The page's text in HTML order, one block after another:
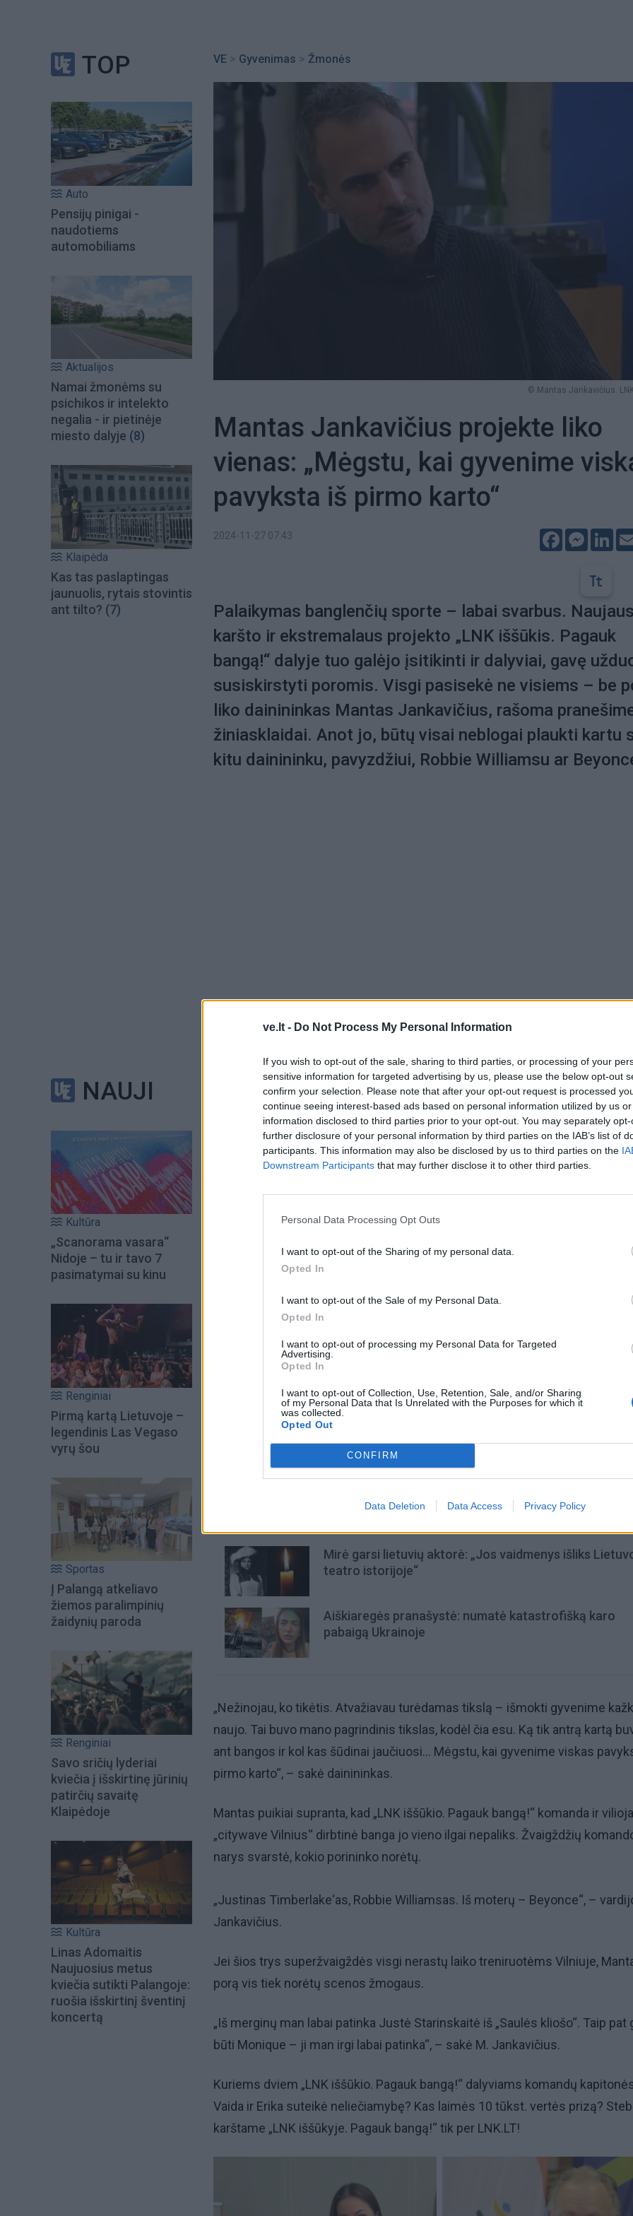
ve.lt - Do Not Process My Personal Information
If you wish to opt-out of the sale, sharing to third parties, or processing of your
sensitive information for targeted advertising by us, please use the below opt-out
confirm your selection. Please note that after your opt-out request is processed
continue seeing interest-based ads based on personal information utilized by us
information disclosed to third parties prior to your opt-out. You may separately
further disclosure of your personal information by third parties on the IAB’s list of
participants. This information may also be disclosed by us to third parties on the
Downstream Participants that may further disclose it to other third parties.
Personal Data Processing Opt Outs
I want to opt-out of the Sharing of my personal data.
Opted In
I want to opt-out of the Sale of my Personal Data.
Opted In
I want to opt-out of processing my Personal Data for Targeted
Advertising.
Opted In
I want to opt-out of Collection, Use, Retention, Sale, and/or Sharing
of my Personal Data that Is Unrelated with the Purposes for which it
was collected.
Opted Out
CONFIRM
Data Deletion Data Access Privacy Policy
TOP
Auto
Pensijų pinigai -
naudotiems
automobiliams
Aktualijos
Namai žmonėms su
psichikos ir intelekto
negalia - ir pietinėje
miesto dalyje (8)
Klaipėda
Kas tas paslaptingas
jaunuolis, rytais stovintis
ant tilto? (7)
NAUJI
Kultūra
„Scanorama vasara“
Nidoje – tu ir tavo 7
pasimatymai su kinu
Renginiai
Pirmą kartą Lietuvoje –
legendinis Las Vegaso
vyrų šou
Sportas
Į Palangą atkeliavo
žiemos paralimpinių
žaidynių paroda
Renginiai
Savo sričių lyderiai
kviečia į išskirtinę jūrinių
patirčių savaitę
Klaipėdoje
Kultūra
Linas Adomaitis
Naujuosius metus
kviečia sutikti Palangoje:
ruošia išskirtinį šventinį
koncertą
VE > Gyvenimas > Žmonės
© Mantas Jankavičius.
Mantas Jankavičius projekte liko
vienas: „Mėgstu, kai gyvenime
pavyksta iš pirmo karto“
2024-11-27 07:43 Facebook
Palaikymas banglenčių sporte – labai svarbus.
karšto ir ekstremalaus projekto „LNK iššūkis. Pagauk
bangą!“ dalyje tuo galėjo įsitikinti ir dalyviai, gavę
susiskirstyti poromis. Visgi pasisekė ne visiems – be
liko dainininkas Mantas Jankavičius, rašoma
žiniasklaidai. Anot jo, būtų visai neblogai plaukti kartu
kitu dainininku, pavyzdžiui, Robbie Williamsu ar
susiskirstė į penkias poras, o Žvaigždžių – į keturias. Iš projekto
traumą patyrusiai ir šeimos pagausėjimo laukiančiai Daliai Belickaitei,
liko nelyginis narių skaičius.
Treniruotę praleidęs Mantas Jankavičius liko išskaičiuotas – aštuoni
nariai greitai rado porininkus. Vieni į porą kibo lyderiams, kiti rėmėsi ne
Mantas Jankavičius ne kartą sakė, kad jam ypač svarbu būti pirmam. Visgi
etape be partnerio šoktelti į viršų, deja, nepavyks.
Mirė garsi lietuvių aktorė: „Jos vaidmenys išliks
teatro istorijoje“
Aiškiaregės pranašystė: numatė katastrofišką karo
pabaigą Ukrainoje
„Nežinojau, ko tikėtis. Atvažiavau turėdamas tikslą – išmokti gyvenime
naujo. Tai buvo mano pagrindinis tikslas, kodėl čia esu. Ką tik antrą kartą
ant bangos ir kol kas šūdinai jaučiuosi... Mėgstu, kai gyvenime viskas
pirmo karto“, – sakė dainininkas.
Mantas puikiai supranta, kad „LNK iššūkio. Pagauk bangą!“ komanda ir
„citywave Vilnius“ dirbtinė banga jo vieno ilgai nepaliks. Žvaigždžių
narys svarstė, kokio porininko norėtų.
„Justinas Timberlake‘as, Robbie Williamsas. Iš moterų – Beyonce“, –
Jankavičius.
Jei šios trys superžvaigždės visgi nerastų laiko treniruotėms Vilniuje,
porą vis tiek norėtų scenos žmogaus.
„Iš merginų man labai patinka Justė Starinskaitė iš „Saulės kliošo“. Taip pat
būti Monique – ji man irgi labai patinka“, – sakė M. Jankavičius.
Kuriems dviem „LNK iššūkio. Pagauk bangą!“ dalyviams komandų
Vaida ir Erika suteikė neliečiamybę? Kas laimės 10 tūkst. vertės prizą?
karštame „LNK iššūkyje. Pagauk bangą!“ tik per LNK.LT!